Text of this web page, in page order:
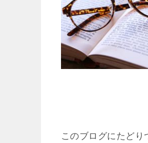
このブログにたど